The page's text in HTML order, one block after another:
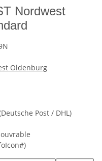
Nordwest
Oldenburg
Post / DHL)